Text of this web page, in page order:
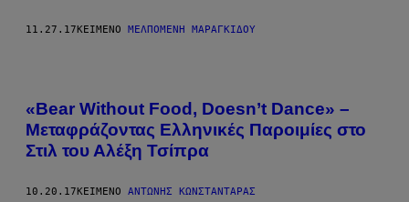
11.27.17 ΚΕΊΜΕΝΟ ΜΕΛΠΟΜΈΝΗ ΜΑΡΑΓΚΊΔΟΥ
«Bear Without Food, Doesn’t Dance» –
Μεταφράζοντας Ελληνικές Παροιμίες στο
Στιλ του Αλέξη Τσίπρα
10.20.17ΚΕΊΜΕΝΟ ΑΝΤΏΝΗΣ ΚΩΝΣΤΑΝΤΆΡΑΣ